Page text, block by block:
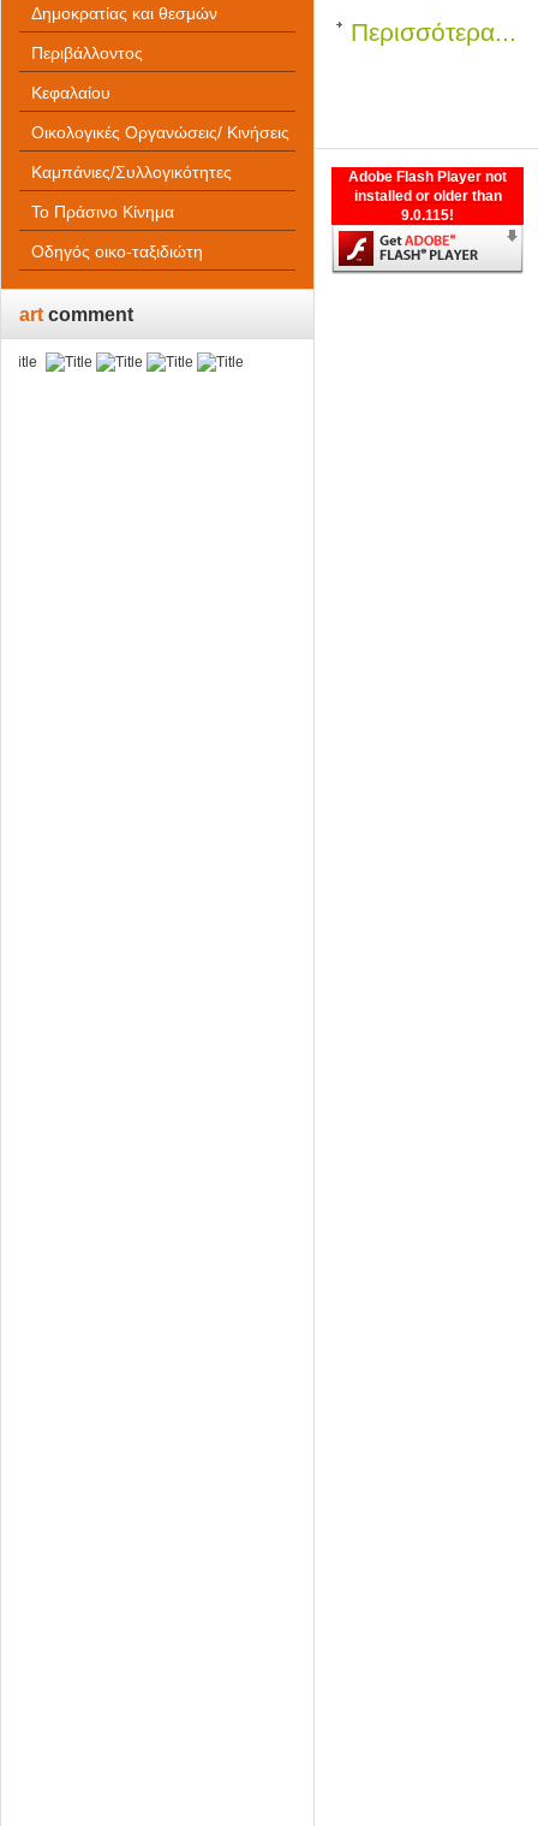
Δημοκρατίας και θεσμών
Περιβάλλοντος
Κεφαλαίου
Οικολογικές Οργανώσεις/ Κινήσεις
Καμπάνιες/Συλλογικότητες
Το Πράσινο Κίνημα
Οδηγός οικο-ταξιδιώτη
artcomment
Περισσότερα...
Adobe Flash Player not
installed or older than
9.0.115!